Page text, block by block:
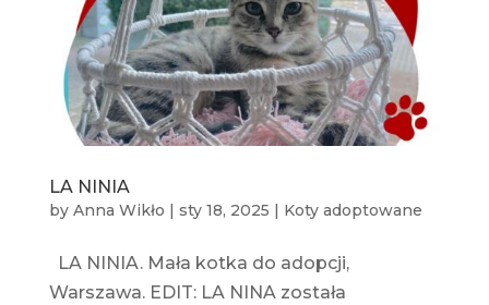
LA NINIA
by Anna Wikło | sty 18, 2025 | Koty adoptowane
LA NINIA. Mała kotka do adopcji,
Warszawa. EDIT: LA NINA została